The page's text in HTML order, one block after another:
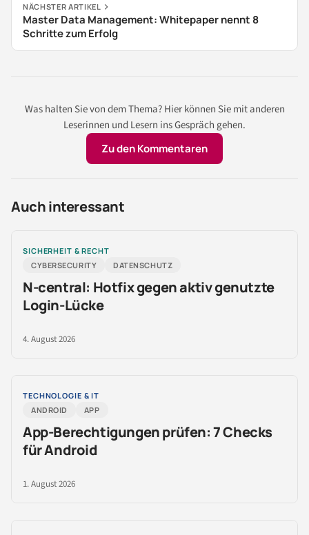
NÄCHSTER ARTIKEL
Master Data Management: Whitepaper nennt 8
Schritte zum Erfolg
Was halten Sie von dem Thema? Hier können Sie mit anderen
Leserinnen und Lesern ins Gespräch gehen.
Zu den Kommentaren
Auch interessant
SICHERHEIT & RECHT
CYBERSECURITY
DATENSCHUTZ
N-central: Hotfix gegen aktiv genutzte
Login-Lücke
4. August 2026
TECHNOLOGIE & IT
ANDROID
APP
App-Berechtigungen prüfen: 7 Checks
für Android
1. August 2026